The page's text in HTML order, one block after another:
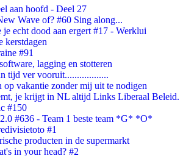
aan hoofd - Deel 27
Wave of? #60 Sing along...
je echt dood aan ergert #17 - Werklui
kerstdagen
#91
lagging en stotteren
tijd ver vooruit..................
op vakantie zonder mij uit te nodigen
je krijgt in NL altijd Links Liberaal Beleid.
#150
#636 - Team 1 beste team *G* *O*
#1
producten in de supermarkt
in your head? #2